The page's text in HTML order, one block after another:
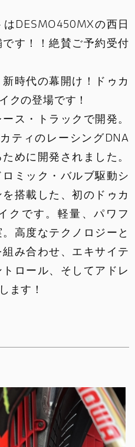
DESMO450MXの西日
す！！絶賛ご予約受付
時代の幕開け！ドゥカ
クの登場です！
ス・トラックで開発。
ティのレーシングDNA
めに開発されました。
ミック・バルブ駆動シ
搭載した、初のドゥカ
クです。軽量、パワフ
高度なテクノロジーと
み合わせ、エキサイテ
ロール、そしてアドレ
ます！